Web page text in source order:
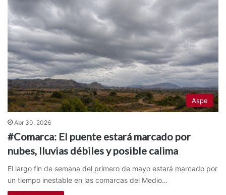
Aspe
Abr 30, 2026
#Comarca: El puente estará marcado por
nubes, lluvias débiles y posible calima
El largo fin de semana del primero de mayo estará marcado por
un tiempo inestable en las comarcas del Medio…